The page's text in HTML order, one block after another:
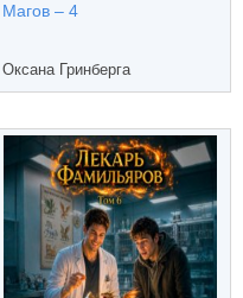
Магов – 4
Оксана Гринберга